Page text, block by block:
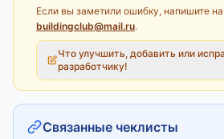
Если вы заметили ошибку, напишите на
buildingclub@mail.ru.
Что улучшить, добавить или
разработчику!
Связанные чеклисты